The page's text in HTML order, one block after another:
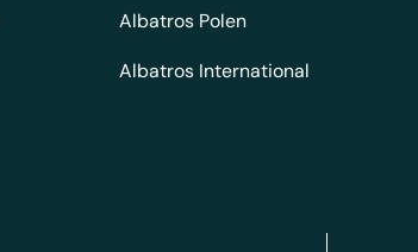
Albatros Polen
Albatros International